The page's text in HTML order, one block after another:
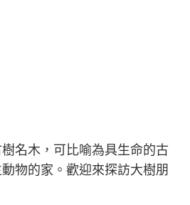
名木，可比喻為具生命的古
物的家。歡迎來探訪大樹朋